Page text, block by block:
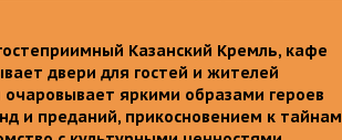
Казанский Кремль, кафе
двери для гостей и жителей
очаровывает яркими образами героев
и преданий, прикосновением к тайнам